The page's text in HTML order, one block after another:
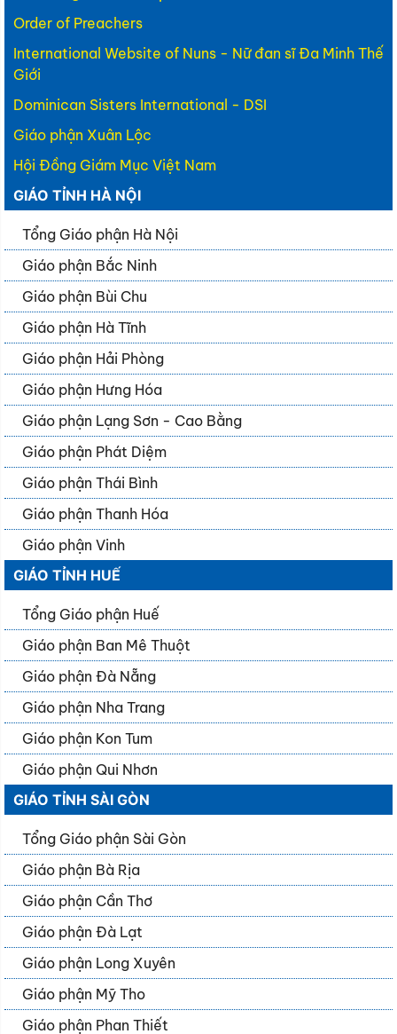
Order of Preachers
International Website of Nuns - Nữ đan sĩ Đa Minh Thế
Giới
Dominican Sisters International - DSI
Giáo phận Xuân Lộc
Hội Đồng Giám Mục Việt Nam
GIÁO TỈNH HÀ NỘI
Tổng Giáo phận Hà Nội
Giáo phận Bắc Ninh
Giáo phận Bùi Chu
Giáo phận Hà Tĩnh
Giáo phận Hải Phòng
Giáo phận Hưng Hóa
Giáo phận Lạng Sơn - Cao Bằng
Giáo phận Phát Diệm
Giáo phận Thái Bình
Giáo phận Thanh Hóa
Giáo phận Vinh
GIÁO TỈNH HUẾ
Tổng Giáo phận Huế
Giáo phận Ban Mê Thuột
Giáo phận Đà Nẵng
Giáo phận Nha Trang
Giáo phận Kon Tum
Giáo phận Qui Nhơn
GIÁO TỈNH SÀI GÒN
Tổng Giáo phận Sài Gòn
Giáo phận Bà Rịa
Giáo phận Cần Thơ
Giáo phận Đà Lạt
Giáo phận Long Xuyên
Giáo phận Mỹ Tho
Giáo phận Phan Thiết